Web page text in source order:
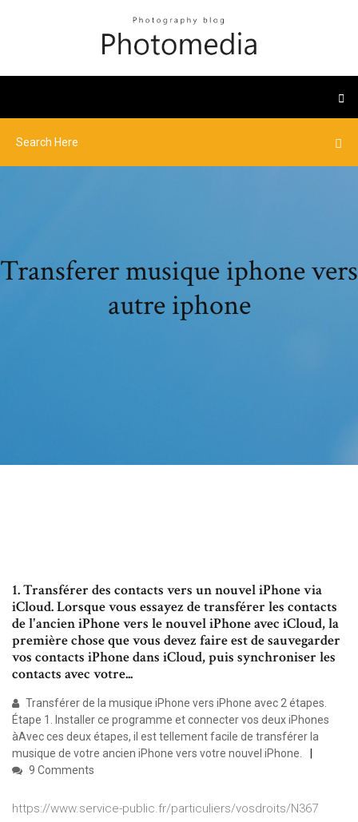
Transferer musique iphone vers
autre iphone
1. Transférer des contacts vers un nouvel iPhone via
iCloud. Lorsque vous essayez de transférer les contacts
de l'ancien iPhone vers le nouvel iPhone avec iCloud, la
première chose que vous devez faire est de sauvegarder
vos contacts iPhone dans iCloud, puis synchroniser les
contacts avec votre...
Transférer de la musique iPhone vers iPhone avec 2 étapes.
Étape 1. Installer ce programme et connecter vos deux iPhones
àAvec ces deux étapes, il est tellement facile de transférer la
musique de votre ancien iPhone vers votre nouvel iPhone.
9 Comments
https://www.service-public.fr/particuliers/vosdroits/N367